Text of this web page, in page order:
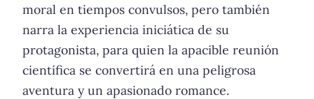
moral en tiempos convulsos, pero también
narra la experiencia iniciática de su
protagonista, para quien la apacible reunión
científica se convertirá en una peligrosa
aventura y un apasionado romance.